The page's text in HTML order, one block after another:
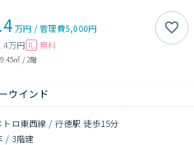
万円 /管理費5,000円
万円 礼 無料
㎡ / 2階
ウインド
トロ東西線 / 行徳駅 徒歩15分
/ 3階建